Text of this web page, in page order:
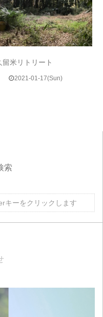
留米リトリート
2021-01-17(Sun)
索